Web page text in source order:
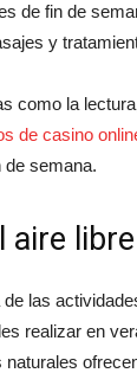
de fin de
y
como la
de casino
de semana.
aire libre
las
realizar en